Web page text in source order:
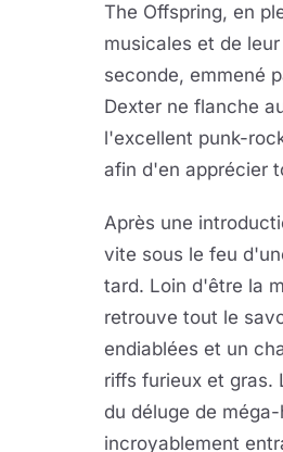
The Offspring, en
musicales et de
seconde, emmené
Dexter ne flanche
l'excellent punk-
afin d'en apprécier
Après une
vite sous le feu
tard. Loin d'être la
retrouve tout le
endiablées et un
riffs furieux et gras.
du déluge de
incroyablement